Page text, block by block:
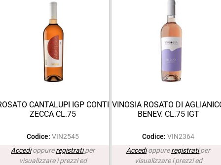
CANTALUPI IGP CONTI
ZECCA CL.75
Codice: VIN2545
Accedioppureregistrati per
visualizzare i prezzi ed
VINOSIA ROSATO DI
BENEV. CL.75 IGT
Codice: VIN2364
Accedioppureregistrati per
visualizzare i prezzi ed